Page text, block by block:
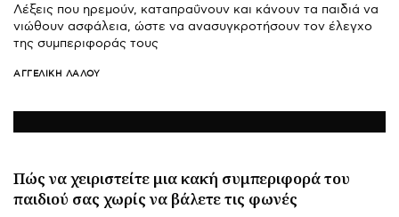
Λέξεις που ηρεμούν, καταπραΰνουν και κάνουν τα παιδιά να
νιώθουν ασφάλεια, ώστε να ανασυγκροτήσουν τον έλεγχο
της συμπεριφοράς τους
ΑΓΓΕΛΙΚΉ ΛΆΛΟΥ
Πώς να χειριστείτε μια κακή συμπεριφορά του
παιδιού σας χωρίς να βάλετε τις φωνές